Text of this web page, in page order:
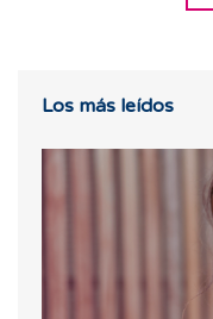
Los más leídos